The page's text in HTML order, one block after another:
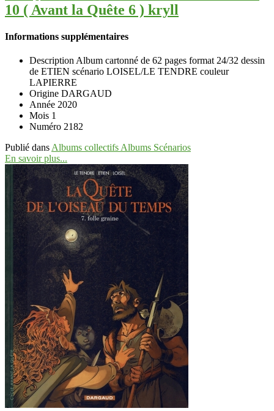
10 ( Avant la Quête 6 ) kryll
Informations supplémentaires
Description Album cartonné de 62 pages format 24/32 dessin
de ETIEN scénario LOISEL/LE TENDRE couleur
LAPIERRE
Origine DARGAUD
Année 2020
Mois 1
Numéro 2182
Publié dans Albums collectifs Albums Scénarios
En savoir plus...